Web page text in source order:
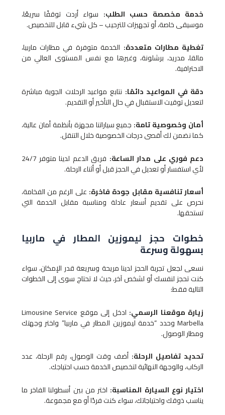
خدمة مخصصة حسب الطلب: سواء أردت توقفًا سريعًا،
موسيقى خاصة، أو تجهيزات للترحيب – كل شيء قابل للتخصيص.
تغطية مطارات متعددة: الخدمة متوفرة في مطارات ماربيا،
مالقا، مدريد، برشلونة، وغيرها مع نفس المستوى العالي من
الاحترافية.
دقة في المواعيد دائمًا: نتابع مواعيد الرحلات الجوية مباشرة
لتعديل توقيت الاستقبال في حال التأخير أو التقديم.
أمان وخصوصية تامة: جميع سياراتنا مجهزة بأنظمة أمان عالية،
كما نضمن لك أقصى درجات الخصوصية خلال التنقل.
دعم فوري على مدار الساعة:
فريق الدعم لدينا متوفر 24/7
لأي استفسار أو تعديل في الحجز قبل أو أثناء الرحلة.
أسعار تنافسية مقابل جودة فاخرة: على الرغم من الفخامة،
نحرص على تقديم أسعار عادلة ومناسبة مقابل الخدمة التي
تستحقها.
خطوات حجز ليموزين المطار​ في ماربيا
بسهولة وسرعة
نسعى لجعل تجربة الحجز لدينا مريحة وسريعة قدر الإمكان، سواء
كنت تحجز لنفسك أو لشخص آخر، حيث لا تحتاج سوى إلى الخطوات
التالية فقط:
زيارة موقعنا الرسمي:
ادخل إلى موقع Limousine Service
Marbella وحدد “خدمة ليموزين المطار​ في ماربيا” واختر وجهتك
ومطار الوصول.
تحديد تفاصيل الرحلة: أضف وقت الوصول، رقم الرحلة، عدد
الركاب، والوجهة النهائية لتخصيص الخدمة حسب احتياجك.
اختيار نوع السيارة المناسبة: اختر من بين أسطولنا الفاخر ما
يناسب ذوقك واحتياجاتك، سواء كنت فردًا أو مع مجموعة.